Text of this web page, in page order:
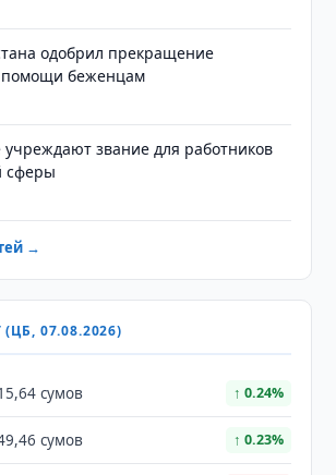
одобрил прекращение
помощи беженцам
учреждают звание для работников
сферы
→
07.08.2026)
сумов ↑ 0.24%
сумов ↑ 0.23%